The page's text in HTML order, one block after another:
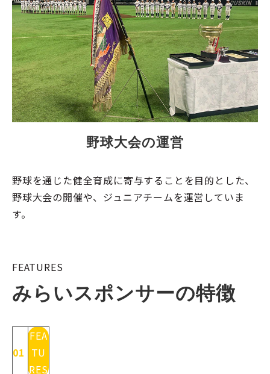
野球大会の運営
野球を通じた健全育成に寄与することを目的とした、
野球大会の開催や、ジュニアチームを運営していま
す。
FEATURES
みらいスポンサーの特徴
01
FEA
TU
RES